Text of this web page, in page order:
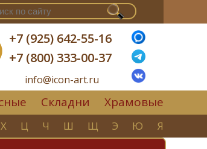
+7 (925) 642-55-16
+7 (800) 333-00-37
info@icon-art.ru
Складни Храмовые
Х Ц Ч Ш Щ Э Ю Я